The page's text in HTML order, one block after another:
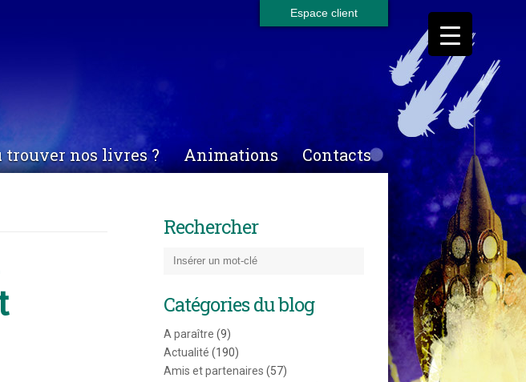
Espace client
trouver nos livres ? Animations Contacts
Rechercher
Catégories du blog
A paraître (9)
Actualité (190)
Amis et partenaires (57)